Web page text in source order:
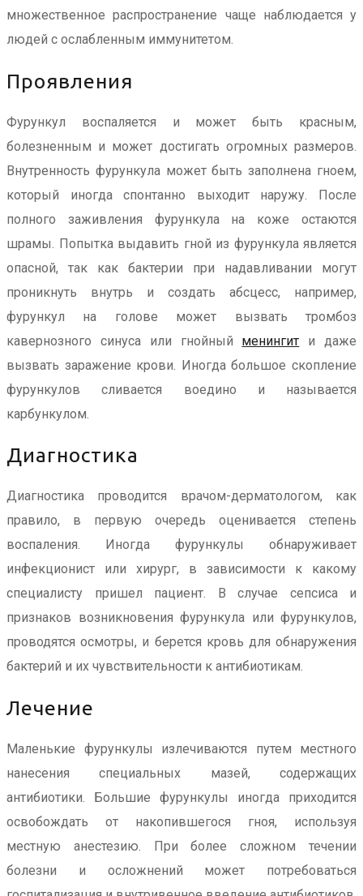
множественное распространение чаще наблюдается у
людей с ослабленным иммунитетом.
Проявления
Фурункул воспаляется и может быть красным,
болезненным и может достигать огромных размеров.
Внутренность фурункула может быть заполнена гноем,
который иногда спонтанно выходит наружу. После
полного заживления фурункула на коже остаются
шрамы. Попытка выдавить гной из фурункула является
опасной, так как бактерии при надавливании могут
проникнуть внутрь и создать абсцесс, например,
фурункул на голове может вызвать тромбоз
кавернозного синуса или гнойный менингит и даже
вызвать заражение крови. Иногда большое скопление
фурункулов сливается воедино и называется
карбункулом.
Диагностика
Диагностика проводится врачом-дерматологом, как
правило, в первую очередь оценивается степень
воспаления. Иногда фурункулы обнаруживает
инфекционист или хирург, в зависимости к какому
специалисту пришел пациент. В случае сепсиса и
признаков возникновения фурункула или фурункулов,
проводятся осмотры, и берется кровь для обнаружения
бактерий и их чувствительности к антибиотикам.
Лечение
Маленькие фурункулы излечиваются путем местного
нанесения специальных мазей, содержащих
антибиотики. Большие фурункулы иногда приходится
освобождать от накопившегося гноя, используя
местную анестезию. При более сложном течении
болезни и осложнений может потребоваться